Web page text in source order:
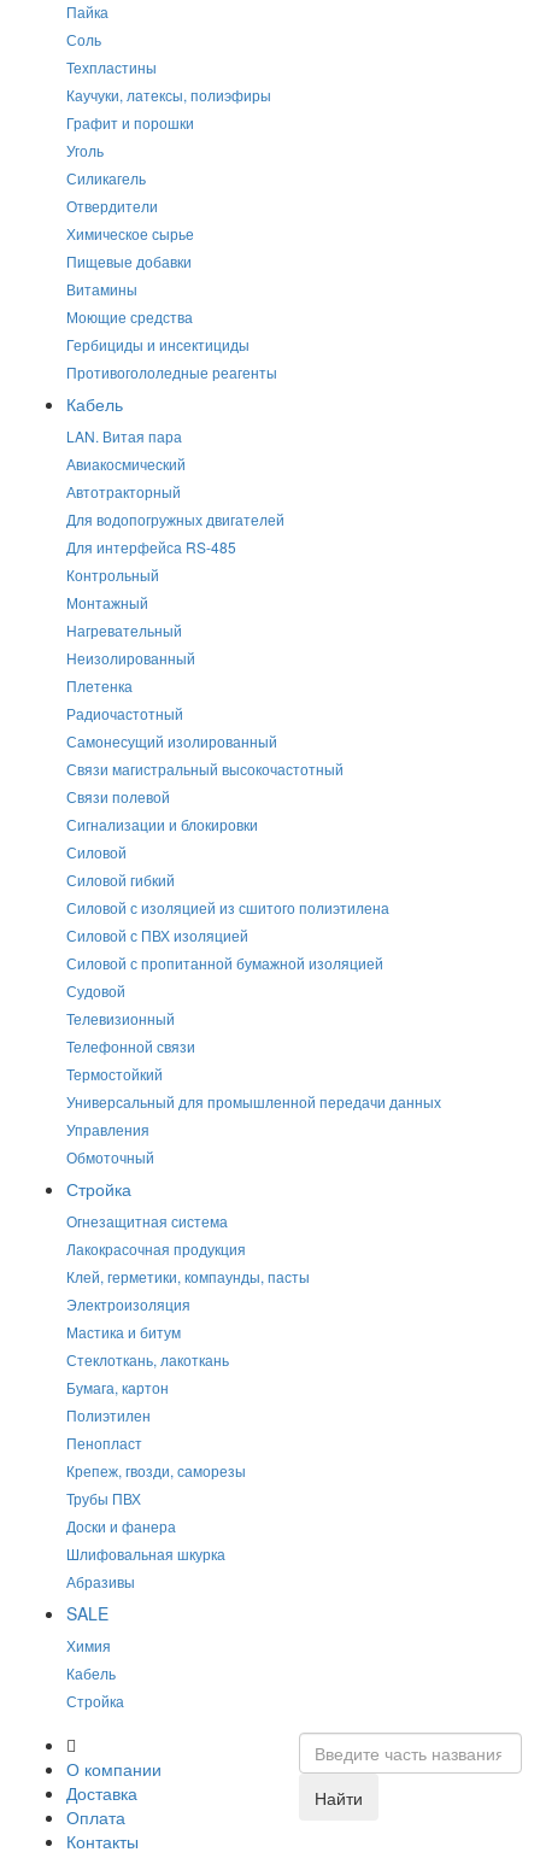
Пайка
Соль
Техпластины
Каучуки, латексы, полиэфиры
Графит и порошки
Уголь
Силикагель
Отвердители
Химическое сырье
Пищевые добавки
Витамины
Моющие средства
Гербициды и инсектициды
Противогололедные реагенты
Кабель
LAN. Витая пара
Авиакосмический
Автотракторный
Для водопогружных двигателей
Для интерфейса RS-485
Контрольный
Монтажный
Нагревательный
Неизолированный
Плетенка
Радиочастотный
Самонесущий изолированный
Связи магистральный высокочастотный
Связи полевой
Сигнализации и блокировки
Силовой
Силовой гибкий
Силовой с изоляцией из сшитого полиэтилена
Силовой с ПВХ изоляцией
Силовой с пропитанной бумажной изоляцией
Судовой
Телевизионный
Телефонной связи
Термостойкий
Универсальный для промышленной передачи данных
Управления
Обмоточный
Стройка
Огнезащитная система
Лакокрасочная продукция
Клей, герметики, компаунды, пасты
Электроизоляция
Мастика и битум
Стеклоткань, лакоткань
Бумага, картон
Полиэтилен
Пенопласт
Крепеж, гвозди, саморезы
Трубы ПВХ
Доски и фанера
Шлифовальная шкурка
Абразивы
SALE
Химия
Кабель
Стройка
О компании
Доставка
Оплата
Контакты
Найти